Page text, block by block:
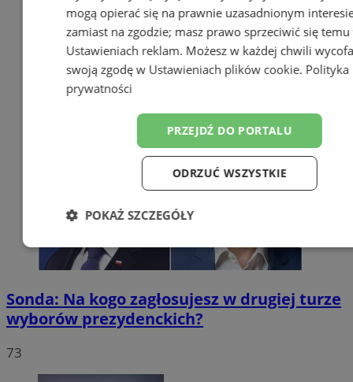
Sonda: Na kogo zagłosujesz w drugiej turze
wyborów prezydenckich?
73
mogą opierać się na prawnie uzasadnionym
zamiast na zgodzie; masz prawo sprzeciwić się temu
Ustawieniach reklam. Możesz w każdej chwili
swoją zgodę w Ustawieniach plików cookie. Polityka
prywatności
PRZEJDŹ DO PORTALU
ODRZUĆ WSZYSTKIE
POKAŻ SZCZEGÓŁY
Niezbędne Wydajność
Funkcjonalność